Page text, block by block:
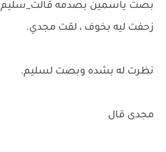
بصت ياسمين بصدمه قالت_سليم
زحفت ليه بخوف ، لقت مجدي.
نظرت له بشده وبصت لسليم.
مجدى قال